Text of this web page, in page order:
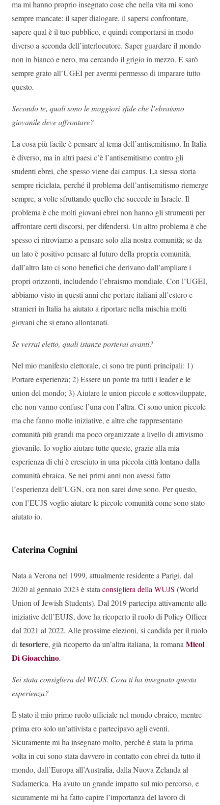
ma mi hanno proprio insegnato cose che nella vita mi sono
sempre mancate: il saper dialogare, il sapersi confrontare,
sapere qual è il tuo pubblico, e quindi comportarsi in modo
diverso a seconda dell’interlocutore. Saper guardare il mondo
non in bianco e nero, ma cercando il grigio in mezzo. E sarò
sempre grato all’UGEI per avermi permesso di imparare tutto
questo.
Secondo te, quali sono le maggiori sfide che l’ebraismo
giovanile deve affrontare?
La cosa più facile è pensare al tema dell’antisemitismo. In Italia
è diverso, ma in altri paesi c’è l’antisemitismo contro gli
studenti ebrei, che spesso viene dai campus. La stessa storia
sempre riciclata, perché il problema dell’antisemitismo riemerge
sempre, a volte sfruttando quello che succede in Israele. Il
problema è che molti giovani ebrei non hanno gli strumenti per
affrontare certi discorsi, per difendersi. Un altro problema è che
spesso ci ritroviamo a pensare solo alla nostra comunità; se da
un lato è positivo pensare al futuro della propria comunità,
dall’altro lato ci sono benefici che derivano dall’ampliare i
propri orizzonti, includendo l’ebraismo mondiale. Con l’UGEI,
abbiamo visto in questi anni che portare italiani all’estero e
stranieri in Italia ha aiutato a riportare nella mischia molti
giovani che si erano allontanati.
Se verrai eletto, quali istanze porterai avanti?
Nel mio manifesto elettorale, ci sono tre punti principali: 1)
Portare esperienza; 2) Essere un ponte tra tutti i leader e le
union del mondo; 3) Aiutare le union piccole e sottosviluppate,
che non vanno confuse l’una con l’altra. Ci sono union piccole
ma che fanno molte iniziative, e altre che rappresentano
comunità più grandi ma poco organizzate a livello di attivismo
giovanile. Io voglio aiutare tutte queste, grazie alla mia
esperienza di chi è cresciuto in una piccola città lontano dalla
comunità ebraica. Se nei primi anni non avessi fatto
l’esperienza dell’UGN, ora non sarei dove sono. Per questo,
con l’EUJS voglio aiutare le piccole comunità come sono stato
aiutato io.
Caterina Cognini
Nata a Verona nel 1999, attualmente residente a Parigi, dal
2020 al gennaio 2023 è stataconsigliera della WUJS (World
Union of Jewish Students). Dal 2019 partecipa attivamente alle
iniziative dell’EUJS, dove ha ricoperto il ruolo di Policy Officer
dal 2021 al 2022. Alle prossime elezioni, si candida per il ruolo
ditesoriere, già ricoperto da un’altra italiana, la romanaMicol
Di Gioacchino.
Sei stata consigliera del WUJS. Cosa ti ha insegnato questa
esperienza?
È stato il mio primo ruolo ufficiale nel mondo ebraico, mentre
prima ero solo un’attivista e partecipavo agli eventi.
Sicuramente mi ha insegnato molto, perché è stata la prima
volta in cui sono stata davvero in contatto con ebrei da tutto il
mondo, dall’Europa all’Australia, dalla Nuova Zelanda al
Sudamerica. Ha avuto un grande impatto sul mio percorso, e
sicuramente mi ha fatto capire l’importanza del lavoro di